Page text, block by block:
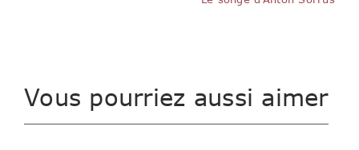
Vous pourriez aussi aimer